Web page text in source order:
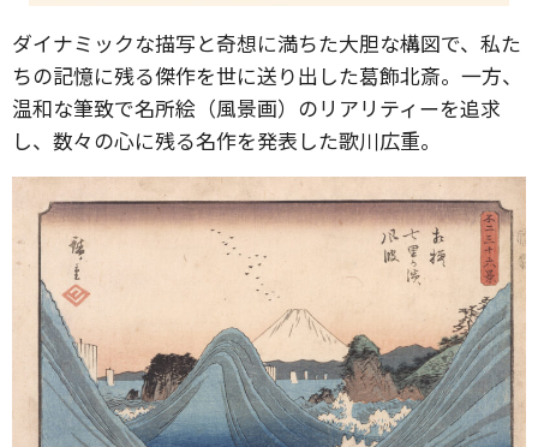
ダイナミックな描写と奇想に満ちた大胆な構図で、私た
ちの記憶に残る傑作を世に送り出した葛飾北斎。一方、
温和な筆致で名所絵（風景画）のリアリティーを追求
し、数々の心に残る名作を発表した歌川広重。